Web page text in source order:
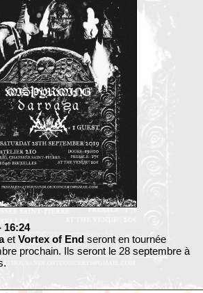
16:24
et Vortex of Endseront en tournée
prochain. Ils seront le 28 septembre à